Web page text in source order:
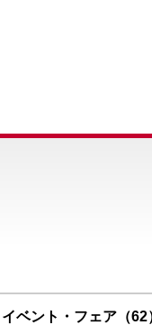
イベント・フェア（62